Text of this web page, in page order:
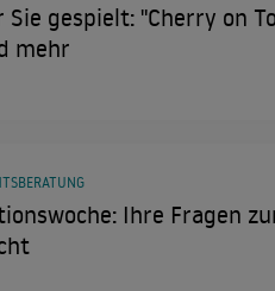
Sie gespielt: "Cherry on
mehr
Ihre Fragen